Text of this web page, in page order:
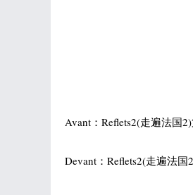
Avant： Reflets2(走遍法国
Devant： Reflets2(走遍法国